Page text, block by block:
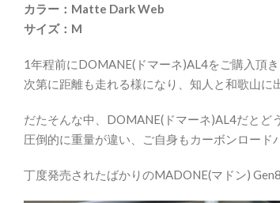
カラー：Matte Dark Web
サイズ：M
1年程前にDOMANE(ドマーネ)AL4をご購入頂き
次第に距離も走れる様になり、知人と和歌山に
だたそんな中、DOMANE(ドマーネ)AL4だと
圧倒的に重量が違い、ご自身もカーボンロード
丁度発売されたばかりのMADONE(マドン)